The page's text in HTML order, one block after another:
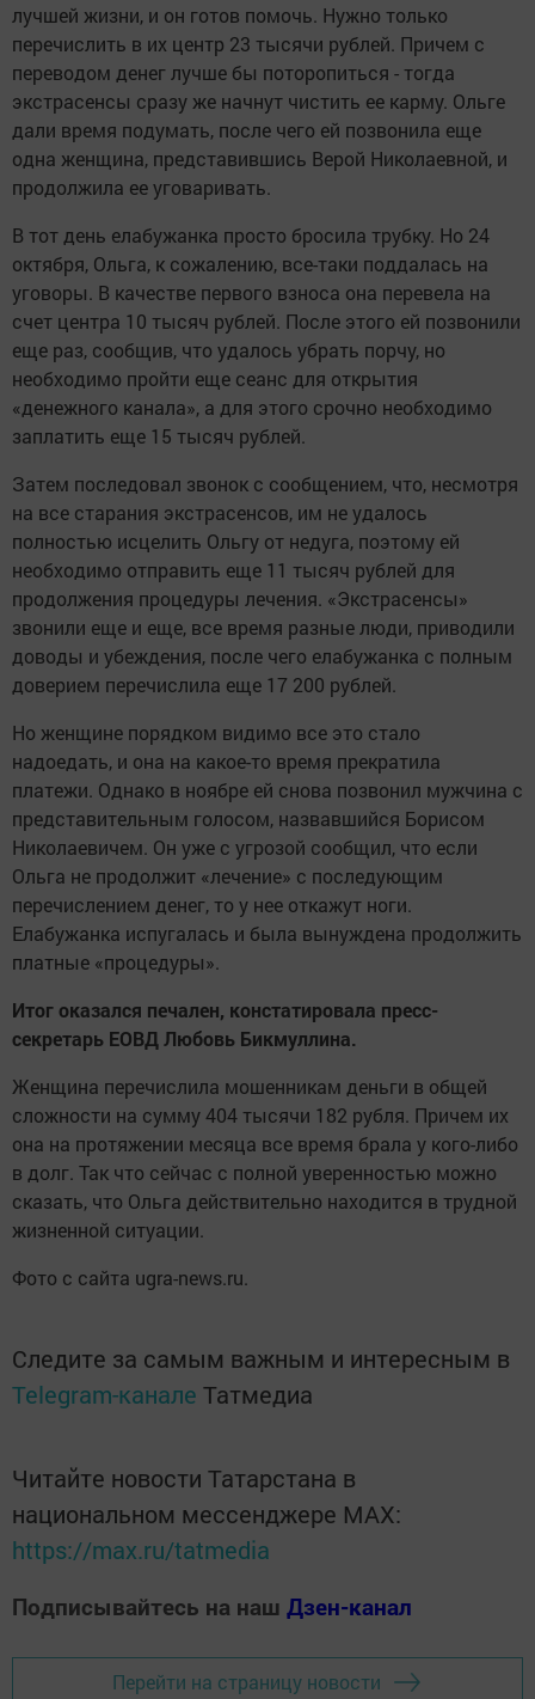
лучшей жизни, и он готов помочь. Нужно только
перечислить в их центр 23 тысячи рублей. Причем с
переводом денег лучше бы поторопиться - тогда
экстрасенсы сразу же начнут чистить ее карму. Ольге
дали время подумать, после чего ей позвонила еще
одна женщина, представившись Верой Николаевной, и
продолжила ее уговаривать.
В тот день елабужанка просто бросила трубку. Но 24
октября, Ольга, к сожалению, все-таки поддалась на
уговоры. В качестве первого взноса она перевела на
счет центра 10 тысяч рублей. После этого ей позвонили
еще раз, сообщив, что удалось убрать порчу, но
необходимо пройти еще сеанс для открытия
«денежного канала», а для этого срочно необходимо
заплатить еще 15 тысяч рублей.
Затем последовал звонок с сообщением, что, несмотря
на все старания экстрасенсов, им не удалось
полностью исцелить Ольгу от недуга, поэтому ей
необходимо отправить еще 11 тысяч рублей для
продолжения процедуры лечения. «Экстрасенсы»
звонили еще и еще, все время разные люди, приводили
доводы и убеждения, после чего елабужанка с полным
доверием перечислила еще 17 200 рублей.
Но женщине порядком видимо все это стало
надоедать, и она на какое-то время прекратила
платежи. Однако в ноябре ей снова позвонил мужчина с
представительным голосом, назвавшийся Борисом
Николаевичем. Он уже с угрозой сообщил, что если
Ольга не продолжит «лечение» с последующим
перечислением денег, то у нее откажут ноги.
Елабужанка испугалась и была вынуждена продолжить
платные «процедуры».
Итог оказался печален, констатировала пресс-
секретарь ЕОВД Любовь Бикмуллина.
Женщина перечислила мошенникам деньги в общей
сложности на сумму 404 тысячи 182 рубля. Причем их
она на протяжении месяца все время брала у кого-либо
в долг. Так что сейчас с полной уверенностью можно
сказать, что Ольга действительно находится в трудной
жизненной ситуации.
Фото с сайта ugra-news.ru.
Следите за самым важным и интересным в
Telegram-канале Татмедиа
Читайте новости Татарстана в
национальном мессенджере MАХ:
https://max.ru/tatmedia
Подписывайтесь на наш Дзен-канал
Перейти на страницу новости